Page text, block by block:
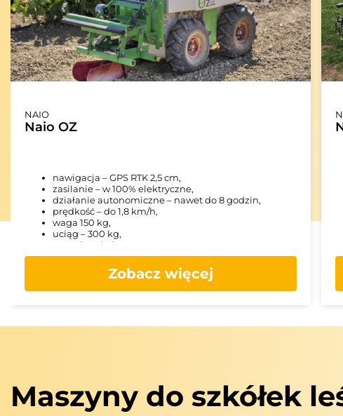
Maszyny do szkółek
NAIO
Naio OZ
nawigacja – GPS RTK 2,5 cm,
zasilanie – w 100% elektryczne,
działanie autonomiczne – nawet do 8 godzin,
prędkość – do 1,8 km/h,
waga 150 kg,
uciąg – 300 kg,
napęd – 4 koła,
średni wskaźnik pracy – 1000 m2 na godzinę,
wymiary (d x sz x w) – 130 cm x 47 cm x 83 cm,
Zobacz więcej